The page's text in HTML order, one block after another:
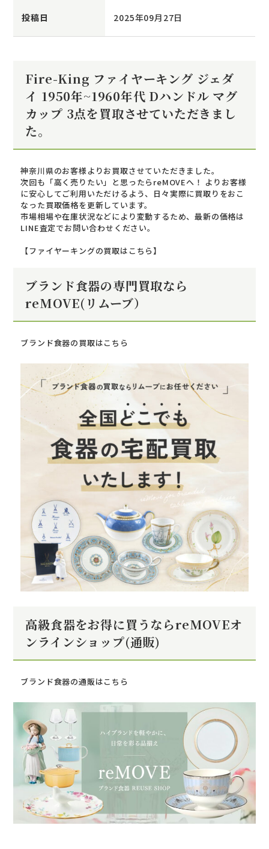
投稿日 2025年09月27日
Fire-King ファイヤーキング ジェダ
イ 1950年~1960年代 Dハンドル マグ
カップ 3点を買取させていただきまし
た。
神奈川県のお客様よりお買取させていただきました。
次回も「高く売りたい」と思ったらreMOVEへ！ よりお客様
に安心してご利用いただけるよう、日々実際に買取りをおこ
なった買取価格を更新しています。
市場相場や在庫状況などにより変動するため、最新の価格は
LINE査定でお問い合わせください。
【ファイヤーキングの買取はこちら】
ブランド食器の専門買取なら
reMOVE(リムーブ）
ブランド食器の買取はこちら
高級食器をお得に買うならreMOVEオ
ンラインショップ(通販)
ブランド食器の通販はこちら